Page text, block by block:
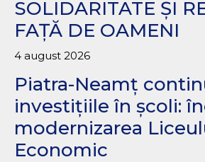
SOLIDARITATE ȘI
FAȚĂ DE OAMENI
4 august 2026
Piatra-Neamț
investițiile în școli:
modernizarea
Economic